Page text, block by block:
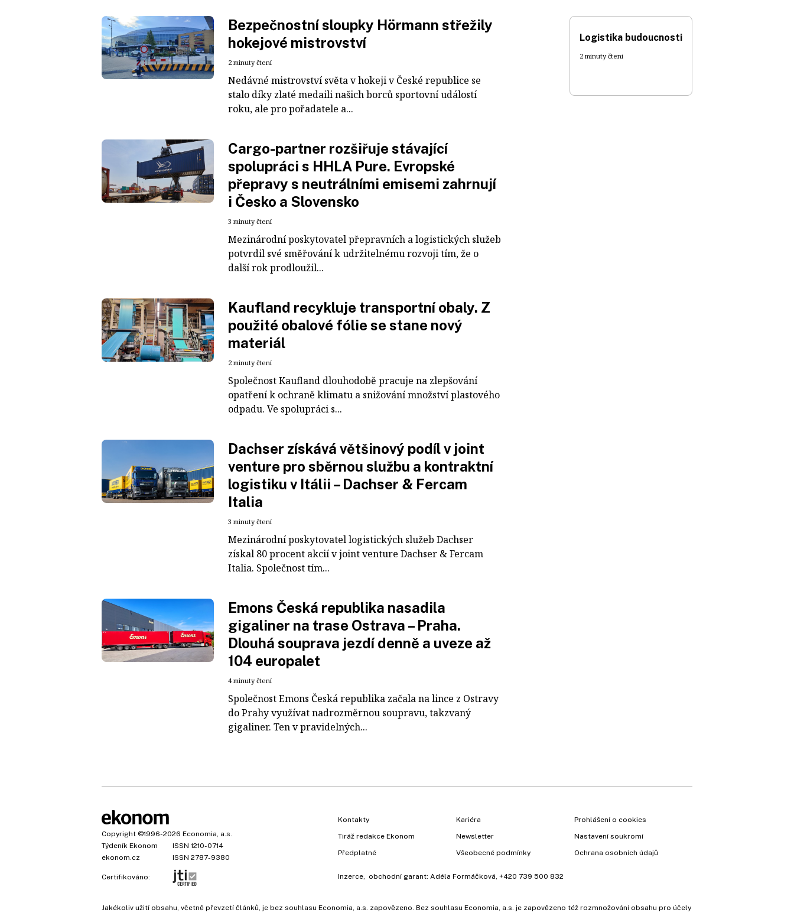
Bezpečnostní sloupky Hörmann střežily
hokejové mistrovství
2 minuty čtení
Nedávné mistrovství světa v hokeji v České republice se
stalo díky zlaté medaili našich borců sportovní událostí
roku, ale pro pořadatele a...
Cargo-partner rozšiřuje stávající
spolupráci s HHLA Pure. Evropské
přepravy s neutrálními emisemi zahrnují
i Česko a Slovensko
3 minuty čtení
Mezinárodní poskytovatel přepravních a logistických služeb
potvrdil své směřování k udržitelnému rozvoji tím, že o
další rok prodloužil...
Kaufland recykluje transportní obaly. Z
použité obalové fólie se stane nový
materiál
2 minuty čtení
Společnost Kaufland dlouhodobě pracuje na zlepšování
opatření k ochraně klimatu a snižování množství plastového
odpadu. Ve spolupráci s...
Dachser získává většinový podíl v joint
venture pro sběrnou službu a kontraktní
logistiku v Itálii – Dachser & Fercam
Italia
3 minuty čtení
Mezinárodní poskytovatel logistických služeb Dachser
získal 80 procent akcií v joint venture Dachser & Fercam
Italia. Společnost tím...
Emons Česká republika nasadila
gigaliner na trase Ostrava – Praha.
Dlouhá souprava jezdí denně a uveze až
104 europalet
4 minuty čtení
Společnost Emons Česká republika začala na lince z Ostravy
do Prahy využívat nadrozměrnou soupravu, takzvaný
gigaliner. Ten v pravidelných...
Logistika budoucnosti
2 minuty čtení
Copyright ©1996-2026 Economia, a.s.
Týdeník Ekonom
ISSN 1210-0714
ekonom.cz
ISSN 2787-9380
Certifikováno:
Kontakty
Tiráž redakce Ekonom
Předplatné
Kariéra
Newsletter
Všeobecné podmínky
Prohlášení o cookies
Nastavení soukromí
Ochrana osobních údajů
Inzerce, obchodní garant: Adéla Formáčková, +420 739 500 832
Jakékoliv užití obsahu, včetně převzetí článků, je bez souhlasu Economia, a.s. zapovězeno. Bez souhlasu Economia, a.s. je zapovězeno též rozmnožování obsahu pro účely